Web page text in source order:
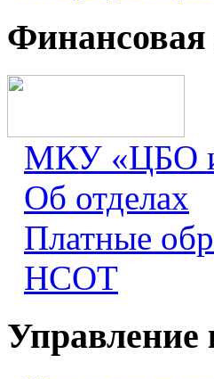
Финансовая
МКУ «ЦБО
Об отделах
Платные
НСОТ
Управление